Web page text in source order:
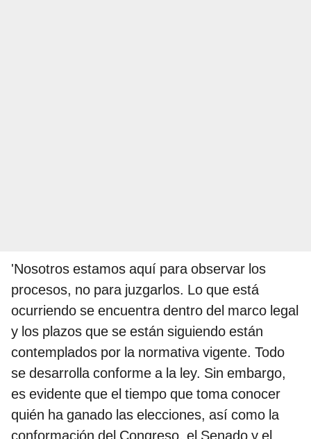
'Nosotros estamos aquí para observar los
procesos, no para juzgarlos. Lo que está
ocurriendo se encuentra dentro del marco legal
y los plazos que se están siguiendo están
contemplados por la normativa vigente. Todo
se desarrolla conforme a la ley. Sin embargo,
es evidente que el tiempo que toma conocer
quién ha ganado las elecciones, así como la
conformación del Congreso, el Senado y el